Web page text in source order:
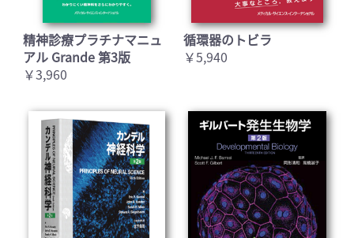
精神診療プラチナマニュ
アル Grande 第3版
￥3,960
循環器のトビラ
￥5,940